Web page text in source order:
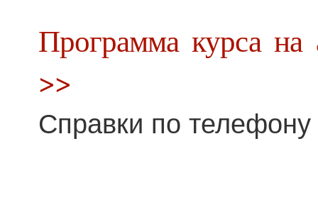
Программа курса на
>>
Справки по